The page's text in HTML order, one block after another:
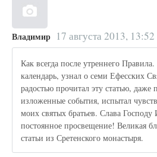
Владимир 17 августа 2013, 13:52
Как всегда после утреннего
календарь, узнал о семи Ефесских
радостью прочитал эту статью, даже
изложенные события, испытал
моих святых братьев. Слава
постоянное просвещение! Великая
статьи из Сретенского монастыря.